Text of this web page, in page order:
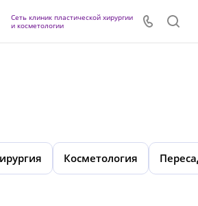
Сеть клиник пластической хирургии
и косметологии
Косметология